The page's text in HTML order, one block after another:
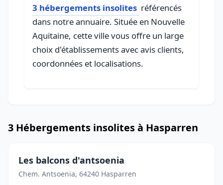
3 hébergements insolites référencés
dans notre annuaire. Située en Nouvelle
Aquitaine, cette ville vous offre un large
choix d'établissements avec avis clients,
coordonnées et localisations.
3 Hébergements insolites à Hasparren
Les balcons d'antsoenia
Chem. Antsoenia, 64240 Hasparren